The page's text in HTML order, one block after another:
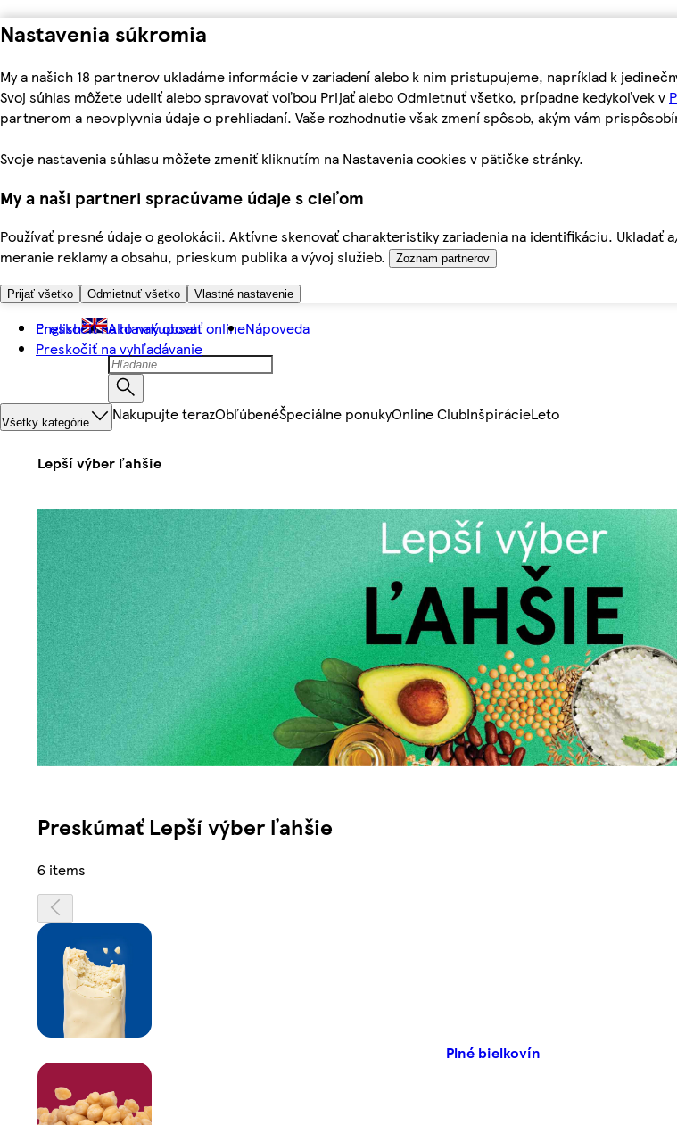
Nastavenia súkromia
My a našich 18 partnerov ukladáme informácie v zariadení alebo k nim pristupujeme, napríklad k
Svoj súhlas môžete udeliť alebo spravovať voľbou Prijať alebo Odmietnuť všetko, prípadne kedykoľvek v
partnerom a neovplyvnia údaje o prehliadaní. Vaše rozhodnutie však zmení spôsob, akým vám
Svoje nastavenia súhlasu môžete zmeniť kliknutím na Nastavenia cookies v pätičke stránky.
My a naši partneri spracúvame údaje s cieľom
Používať presné údaje o geolokácii. Aktívne skenovať charakteristiky zariadenia na identifikáciu.
meranie reklamy a obsahu, prieskum publika a vývoj služieb.
Zoznam partnerov
Prijať všetko Odmietnuť všetko Vlastné nastavenie
Preskočiť na hlavný obsah
Preskočiť na vyhľadávanie
English Ako nakupovať onlineNápoveda
Všetky kategórie Nakupujte terazObľúbenéŠpeciálne ponukyOnline ClubInšpirácieLeto
Lepší výber ľahšie
Preskúmať Lepší výber ľahšie
6 items
Plné bielkovín